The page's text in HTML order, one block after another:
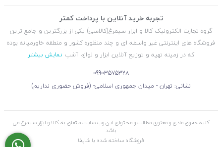
تجربه خرید آنلاین با پرداخت کمتر
گروه تجارت الکترونیک کالا و ابزار سیمرغ(کالاسی) یکی از بزرگترین و جامع ترین
فروشگاه های اینترنتی غیر واسطه ای و چند منظوره کشور و منطقه خاورمیانه بوده
که در زمینه تهیه و توزیع آنلاین ابزار و لوازم آشپ نمایش بیشتر
09903575328
نشانی: تهران - میدان جمهوری اسلامی- (فروش حضوری نداریم)
کلیه حقوق مادی و معنوی مطالب و محتوای این وب سایت متعلق به کالا و ابزار سیمرغ می
باشد
فروشگاه ساخته شده با شاپفا